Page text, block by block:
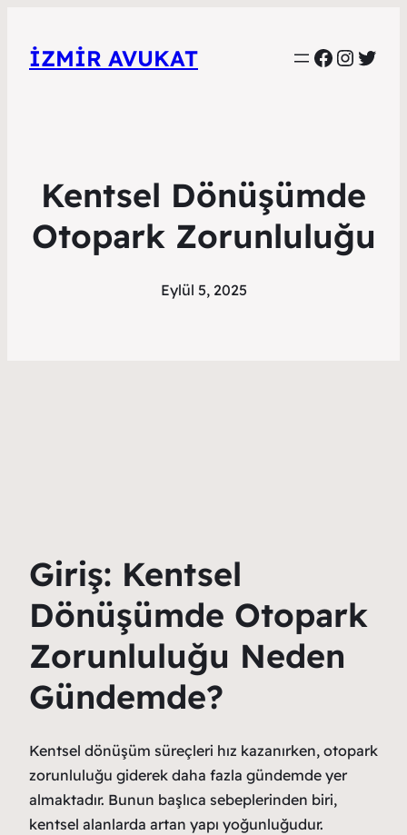
İZMIR AVUKAT
Kentsel Dönüşümde
Otopark Zorunluluğu
Eylül 5, 2025
Giriş: Kentsel
Dönüşümde Otopark
Zorunluluğu Neden
Gündemde?
Kentsel dönüşüm süreçleri hız kazanırken, otopark
zorunluluğu giderek daha fazla gündemde yer
almaktadır. Bunun başlıca sebeplerinden biri,
kentsel alanlarda artan yapı yoğunluğudur.